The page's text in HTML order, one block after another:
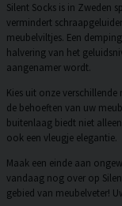
Silent Socks is in Zweden
vermindert
meubelviltjes. Een
halvering van het
aangenamer wordt.
Kies uit onze
de behoeften van uw
buitenlaag biedt niet
ook een vleugje elegantie.
Maak een einde aan
vandaag nog over op
gebied van meubelveter!